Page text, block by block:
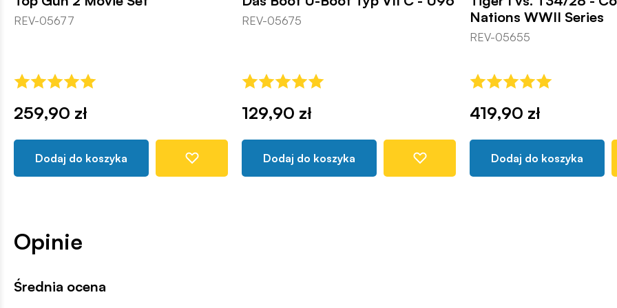
REV-05677
259,90 zł
Dodaj do koszyka
REV-05675
129,90 zł
Dodaj do koszyka
Nations WWII Series
REV-05655
419,90 zł
Dodaj do koszyka
Opinie
Średnia ocena